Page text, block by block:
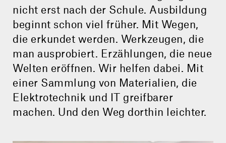
nicht erst nach der Schule. Ausbildung
beginnt schon viel früher. Mit Wegen,
die erkundet werden. Werkzeugen, die
man ausprobiert. Erzählungen, die neue
Welten eröffnen. Wir helfen dabei. Mit
einer Sammlung von Materialien, die
Elektrotechnik und IT greifbarer
machen. Und den Weg dorthin leichter.